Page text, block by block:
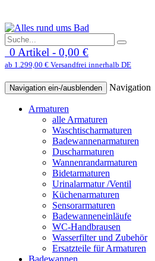
0 Artikel - 0,00 €
ab 1.299,00 € Versandfrei innerhalb DE
Navigation ein-/ausblenden Navigation
Armaturen
alle Armaturen
Waschtischarmaturen
Badewannenarmaturen
Duscharmaturen
Wannenrandarmaturen
Bidetarmaturen
Urinalarmatur /Ventil
Küchenarmaturen
Sensorarmaturen
Badewanneneinläufe
WC-Handbrausen
Wasserfilter und Zubehör
Ersatzteile für Armaturen
Badewannen